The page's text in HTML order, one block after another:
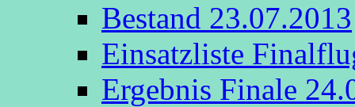
Bestand 23.07.2013
Einsatzliste
Ergebnis Finale